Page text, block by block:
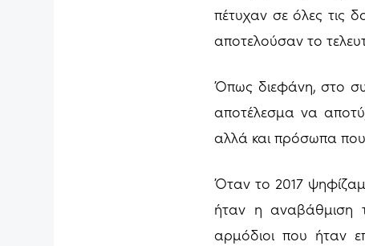
πέτυχαν σε όλες τις
αποτελούσαν το
Όπως διεφάνη, στο
αποτέλεσμα να
αλλά και πρόσωπα που
Όταν το 2017
ήταν η αναβάθμιση
αρμόδιοι που ήταν